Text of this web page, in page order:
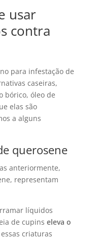
usar
contra
para infestação de
caseiras,
bórico, óleo de
elas são
a alguns
querosene
anteriormente,
representam
líquidos
de cupins eleva o
criaturas